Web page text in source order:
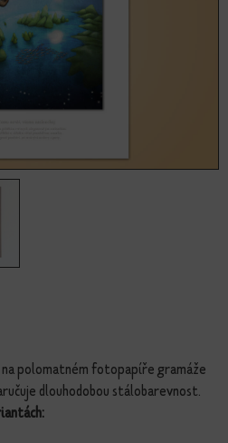
polomatném fotopapíře gramáže
dlouhodobou stálobarevnost.